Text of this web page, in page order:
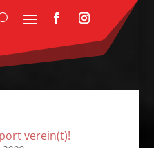
verein(t)!